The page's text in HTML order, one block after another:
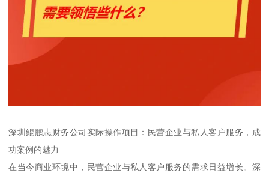
深圳鲲鹏志财务公司实际操作项目：民营企业与私人客户服务，成
功案例的魅力
在当今商业环境中，民营企业与私人客户服务的需求日益增长。深